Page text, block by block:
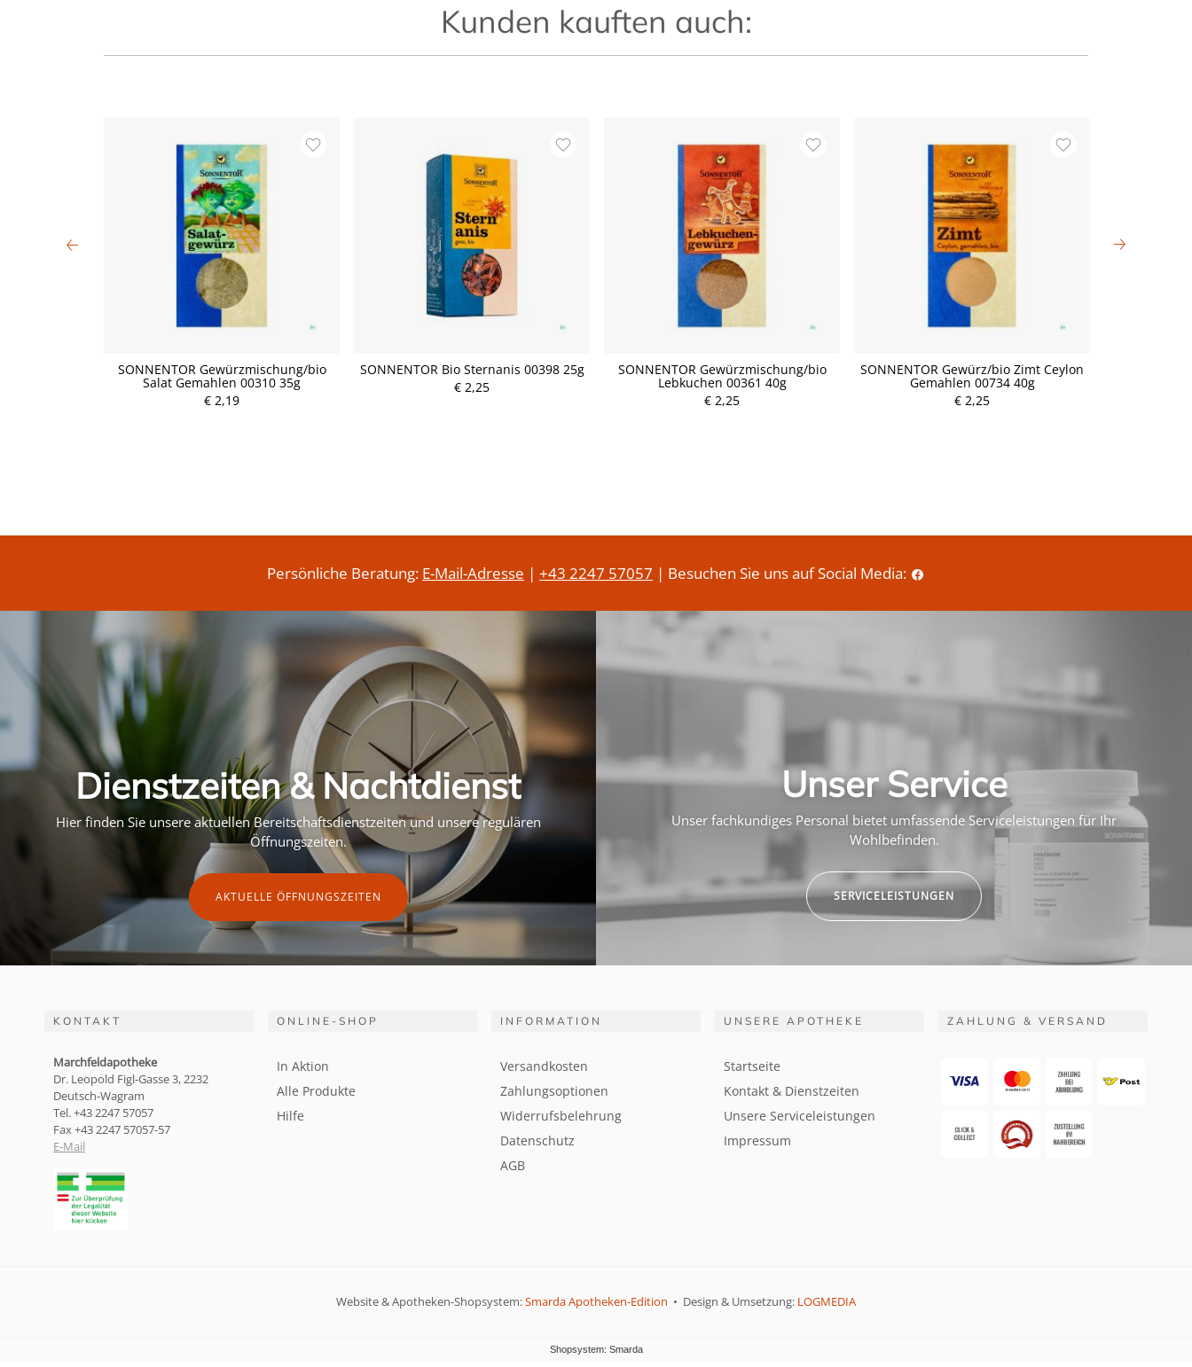
Kunden kauften auch:
SONNENTOR Gewürzmischung/bio
Salat Gemahlen 00310 35g
€ 2,19
SONNENTOR Bio Sternanis 00398 25g
€ 2,25
SONNENTOR Gewürzmischung/bio
Lebkuchen 00361 40g
€ 2,25
SONNENTOR Gewürz/bio Zimt Ceylon
Gemahlen 00734 40g
€ 2,25
P
P P
Persönliche Beratung: E-Mail-Adresse | +43 2247 57057 | Besuchen Sie uns auf Social Media:
Dienstzeiten & Nachtdienst
Hier finden Sie unsere aktuellen Bereitschaftsdienstzeiten und unsere regulären
Öffnungszeiten.
AKTUELLE ÖFFNUNGSZEITEN
Unser Service
Unser fachkundiges Personal bietet umfassende Serviceleistungen für Ihr
Wohlbefinden.
SERVICELEISTUNGEN
KONTAKT
Marchfeldapotheke
Dr. Leopold Figl-Gasse 3, 2232
Deutsch-Wagram
Tel. +43 2247 57057
Fax +43 2247 57057-57
E-Mail
ONLINE-SHOP
In Aktion
Alle Produkte
Hilfe
INFORMATION
Versandkosten
Zahlungsoptionen
Widerrufsbelehrung
Datenschutz
AGB
UNSERE APOTHEKE
Startseite
Kontakt & Dienstzeiten
Unsere Serviceleistungen
Impressum
ZAHLUNG & VERSAND
Website & Apotheken-Shopsystem:Smarda Apotheken-Edition • Design & Umsetzung: LOGMEDIA
Shopsystem: Smarda